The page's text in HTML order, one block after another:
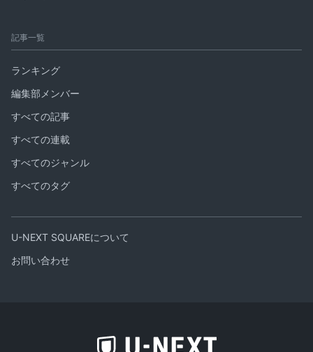
記事一覧
ランキング
編集部メンバー
すべての記事
すべての連載
すべてのジャンル
すべてのタグ
U-NEXT SQUAREについて
お問い合わせ